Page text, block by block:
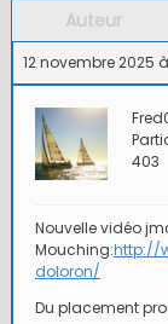
Auteur
12 novembre 2025
403
Nouvelle vidéo
Mouching:http://
doloron/
Du placement